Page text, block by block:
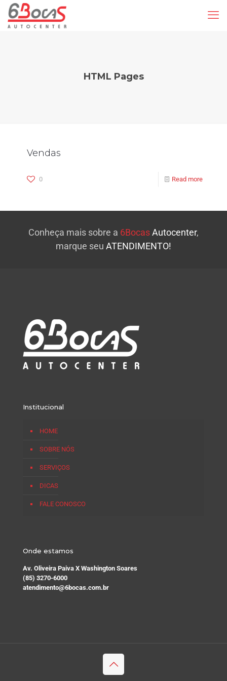
HTML Pages
Vendas
0 Read more
Conheça mais sobre a 6BocasAutocenter,
marque seu ATENDIMENTO!
Institucional
HOME
SOBRE NÓS
SERVIÇOS
DICAS
FALE CONOSCO
Onde estamos
Av. Oliveira Paiva X Washington Soares
(85) 3270-6000
atendimento@6bocas.com.br